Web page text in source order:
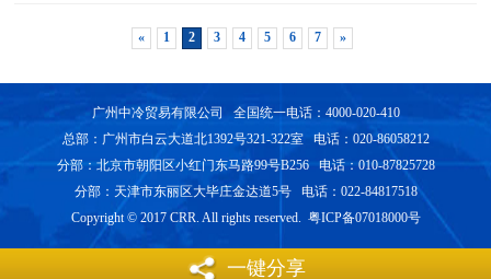
« 1 2 3 4 5 6 7 »
广州中冷贸易有限公司 全国统一电话：4000-020-410
总部：广州市白云大道北1392号321-322室 电话：020-86058212
分部：北京市朝阳区小红门东马路99号B256 电话：010-87825728
分部：天津市东丽区大毕庄金达道5号 电话：022-84817518
Copyright © 2017 CRR. All rights reserved. 粤ICP备07018000号
一键分享